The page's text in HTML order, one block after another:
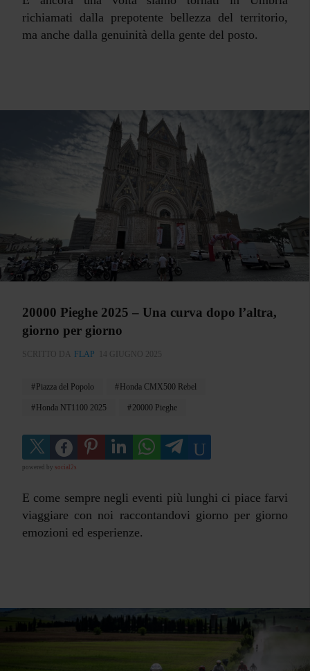
richiamati dalla prepotente bellezza del territorio,
ma anche dalla genuinità della gente del posto.
20000 Pieghe 2025 – Una curva dopo l’altra,
giorno per giorno
SCRITTO DA FLAP 14 GIUGNO 2025
Piazza del Popolo Honda CMX500 Rebel
Honda NT1100 2025 20000 Pieghe
powered by social2s
E come sempre negli eventi più lunghi ci piace farvi
viaggiare con noi raccontandovi giorno per giorno
emozioni ed esperienze.